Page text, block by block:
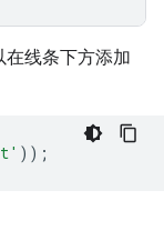
在线条下方添加
));